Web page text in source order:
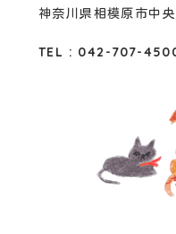
神奈川県相模原市中
TEL : 042-707-